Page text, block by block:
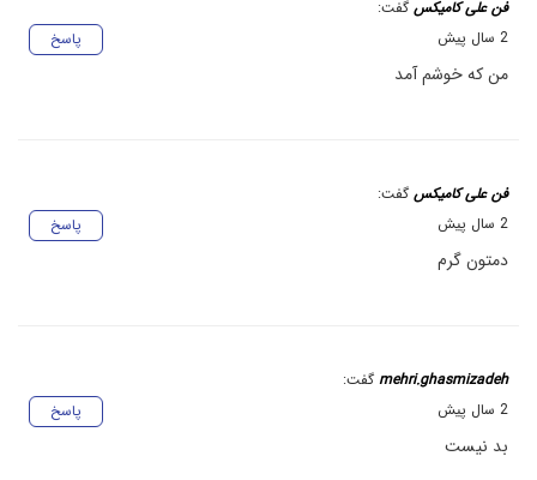
فن علی کامیکس گفت:
پاسخ
2 سال پیش
من که خوشم آمد
فن علی کامیکس گفت:
پاسخ
2 سال پیش
دمتون گرم
mehri.ghasmizadeh گفت:
پاسخ
2 سال پیش
بد نیست